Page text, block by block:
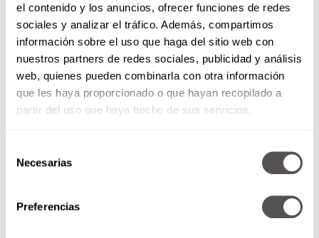
el contenido y los anuncios, ofrecer funciones de redes
sociales y analizar el tráfico. Además, compartimos
información sobre el uso que haga del sitio web con
nuestros partners de redes sociales, publicidad y análisis
web, quienes pueden combinarla con otra información
que les haya proporcionado o que hayan recopilado a
partir del uso que haya hecho de sus servicios.
Necesarias
Preferencias
Bienvenido a la vida peligrosa
La maestra Gabriela Warketin
viene a hablarnos de personajes,
de qué va y de todo lo que
necesitan saber de...